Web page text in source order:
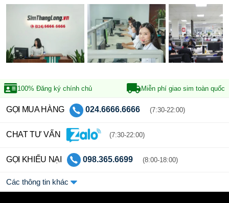
100% Đăng ký chính chủ Miễn phí giao sim toàn quốc
GỌI MUA HÀNG 024.6666.6666 (7:30-22:00)
CHAT TƯ VẤN (7:30-22:00)
GỌI KHIẾU NẠI 098.365.6699 (8:00-18:00)
Các thông tin khác